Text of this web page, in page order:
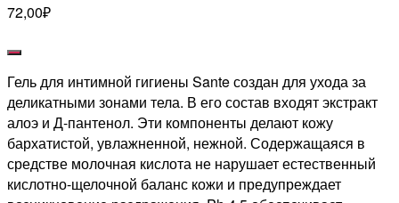
72,00₽
Гель для интимной гигиены Sante создан для ухода за
деликатными зонами тела. В его состав входят экстракт
алоэ и Д-пантенол. Эти компоненты делают кожу
бархатистой, увлажненной, нежной. Содержащаяся в
средстве молочная кислота не нарушает естественный
кислотно-щелочной баланс кожи и предупреждает